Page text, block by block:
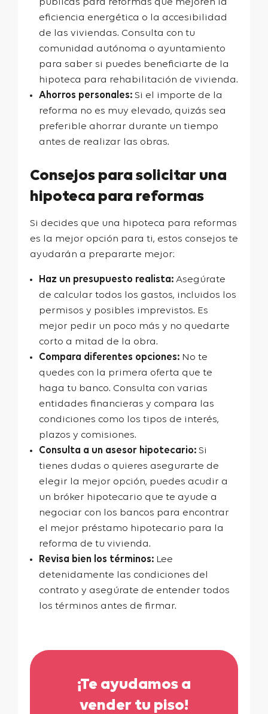
eficiencia energética o la accesibilidad
de las viviendas. Consulta con tu
comunidad autónoma o ayuntamiento
para saber si puedes beneficiarte de la
hipoteca para rehabilitación de vivienda.
Ahorros personales: Si el importe de la
reforma no es muy elevado, quizás sea
preferible ahorrar durante un tiempo
antes de realizar las obras.
Consejos para solicitar una
hipoteca para reformas
Si decides que una hipoteca para reformas
es la mejor opción para ti, estos consejos te
ayudarán a prepararte mejor:
Haz un presupuesto realista: Asegúrate
de calcular todos los gastos, incluidos los
permisos y posibles imprevistos. Es
mejor pedir un poco más y no quedarte
corto a mitad de la obra.
Compara diferentes opciones: No te
quedes con la primera oferta que te
haga tu banco. Consulta con varias
entidades financieras y compara las
condiciones como los tipos de interés,
plazos y comisiones.
Consulta a un asesor hipotecario: Si
tienes dudas o quieres asegurarte de
elegir la mejor opción, puedes acudir a
un bróker hipotecario que te ayude a
negociar con los bancos para encontrar
el mejor préstamo hipotecario para la
reforma de tu vivienda.
Revisa bien los términos: Lee
detenidamente las condiciones del
contrato y asegúrate de entender todos
los términos antes de firmar.
¡Te ayudamos a
vender tu piso!